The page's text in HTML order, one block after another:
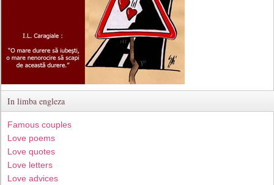
In limba engleza
Famous couples
Love poems
Love quotes
Love letters
Love advices